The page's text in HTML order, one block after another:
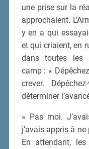
une prise sur la
approchaient.
y en a qui
et qui criaient, en
dans toutes les
camp : «
crever.
déterminer
» Pas moi.
j’avais appris à ne
En attendant,